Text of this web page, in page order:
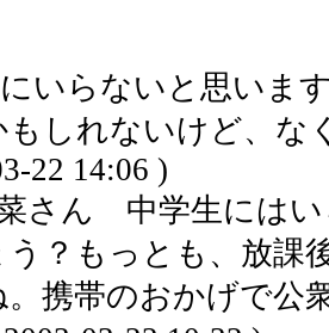
いらないと思いま
もしれないけど、な
22 14:06 )
さん 中学生にはい
う？もっとも、放課
。携帯のおかげで